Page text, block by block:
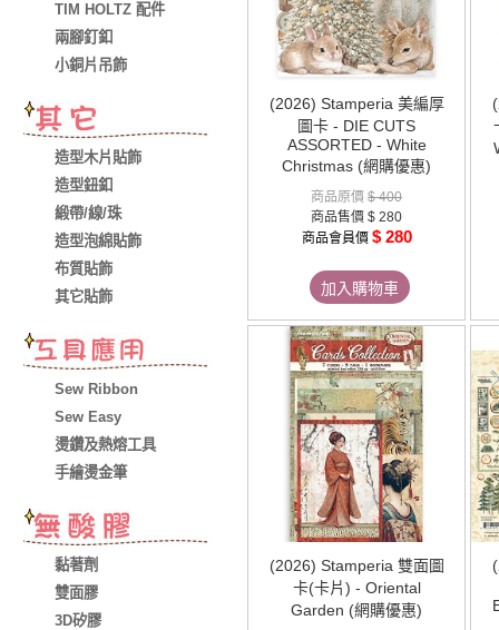
TIM HOLTZ 配件
兩腳釘釦
小銅片吊飾
造型木片貼飾
造型鈕釦
緞帶/線/珠
造型泡綿貼飾
布質貼飾
其它貼飾
Sew Ribbon
Sew Easy
燙鑽及熱熔工具
手繪燙金筆
黏著劑
雙面膠
3D矽膠
(2026) Stamperia 美編厚
圖卡 - DIE CUTS
ASSORTED - White
Christmas (網購優惠)
商品原價 $ 400
商品售價 $ 280
商品會員價 $ 280
加入購物車
(2026) Stamperia 雙面圖
卡(卡片) - Oriental
Garden (網購優惠)